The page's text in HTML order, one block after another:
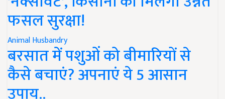
फसल सुरक्षा!
Animal Husbandry
बरसात में पशुओं को बीमारियों से
कैसे बचाएं? अपनाएं ये 5 आसान